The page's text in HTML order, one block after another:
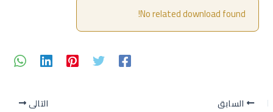
No related download found!
السابق التالي